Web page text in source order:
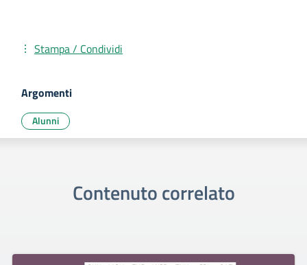
Stampa / Condividi
Argomenti
Alunni
Contenuto correlato